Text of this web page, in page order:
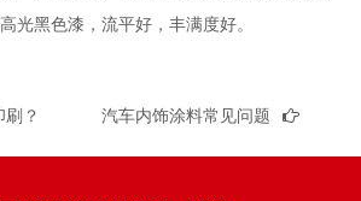
光黑色漆，流平好，丰满度好。
刷？ 汽车内饰涂料常见问题